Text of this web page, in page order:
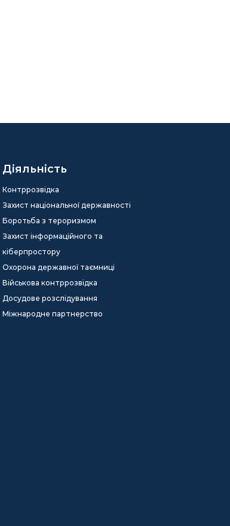
Діяльність
Контррозвідка
Захист національної державності
Боротьба з тероризмом
Захист інформаційного та
кіберпростору
Охорона державної таємниці
Військова контррозвідка
Досудове розслідування
Міжнародне партнерство